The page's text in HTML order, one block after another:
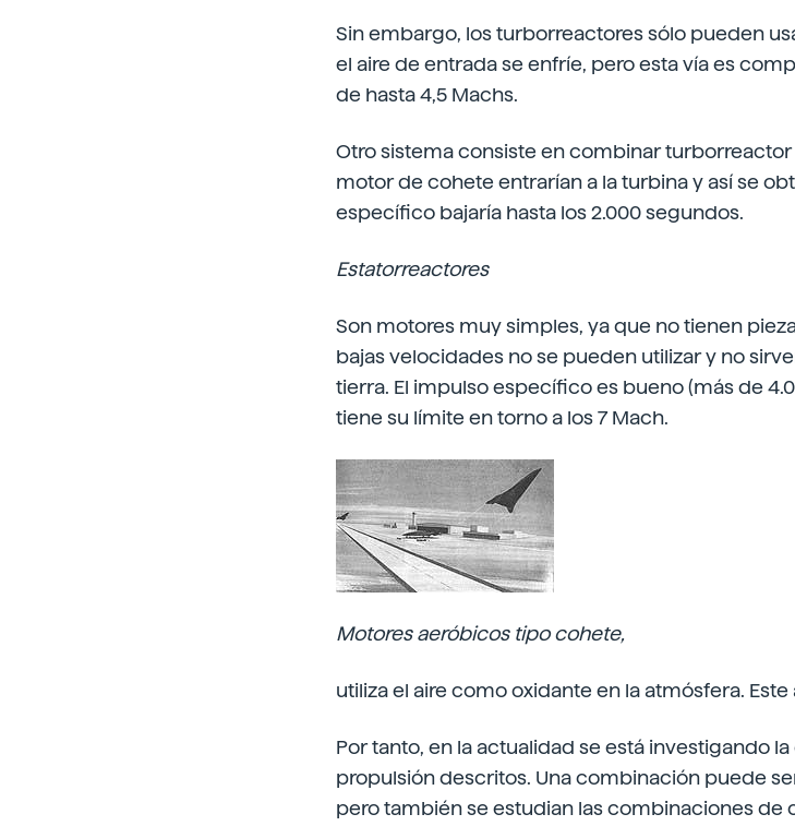
Sin embargo, los turborreactores sólo pueden
el aire de entrada se enfríe, pero esta vía es
de hasta 4,5 Machs.
Otro sistema consiste en combinar turborreactor
motor de cohete entrarían a la turbina y así se
específico bajaría hasta los 2.000 segundos.
Estatorreactores
Son motores muy simples, ya que no tienen
bajas velocidades no se pueden utilizar y no
tierra. El impulso específico es bueno (más de
tiene su límite en torno a los 7 Mach.
Motores aeróbicos tipo cohete,
utiliza el aire como oxidante en la atmósfera.
Por tanto, en la actualidad se está investigando
propulsión descritos. Una combinación puede
pero también se estudian las combinaciones